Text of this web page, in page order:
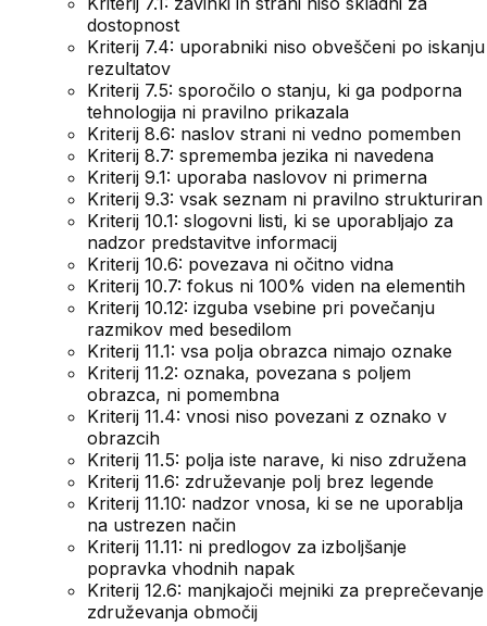
dostopnost
Kriterij 7.4: uporabniki niso obveščeni po iskanju
rezultatov
Kriterij 7.5: sporočilo o stanju, ki ga podporna
tehnologija ni pravilno prikazala
Kriterij 8.6: naslov strani ni vedno pomemben
Kriterij 8.7: sprememba jezika ni navedena
Kriterij 9.1: uporaba naslovov ni primerna
Kriterij 9.3: vsak seznam ni pravilno strukturiran
Kriterij 10.1: slogovni listi, ki se uporabljajo za
nadzor predstavitve informacij
Kriterij 10.6: povezava ni očitno vidna
Kriterij 10.7: fokus ni 100% viden na elementih
Kriterij 10.12: izguba vsebine pri povečanju
razmikov med besedilom
Kriterij 11.1: vsa polja obrazca nimajo oznake
Kriterij 11.2: oznaka, povezana s poljem
obrazca, ni pomembna
Kriterij 11.4: vnosi niso povezani z oznako v
obrazcih
Kriterij 11.5: polja iste narave, ki niso združena
Kriterij 11.6: združevanje polj brez legende
Kriterij 11.10: nadzor vnosa, ki se ne uporablja
na ustrezen način
Kriterij 11.11: ni predlogov za izboljšanje
popravka vhodnih napak
Kriterij 12.6: manjkajoči mejniki za preprečevanje
združevanja območij